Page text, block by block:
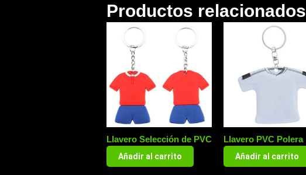
Productos relacionados
Llavero Selección de PVC
Añadir al carrito
Llavero PVC Polera
Añadir al carrito